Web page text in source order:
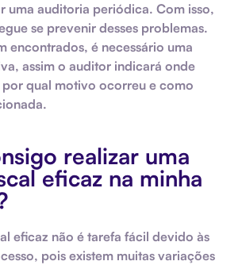
uma auditoria periódica. Com isso,
se prevenir desses problemas.
encontrados, é necessário uma
assim o auditor indicará onde
qual motivo ocorreu e como
realizar uma
eficaz na minha
eficaz não é tarefa fácil devido às
pois existem muitas variações